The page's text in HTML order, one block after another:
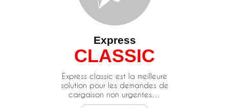
Express
CLASSIC
Express classic est la meilleure
solution pour les demandes de
cargaison non urgentes.…